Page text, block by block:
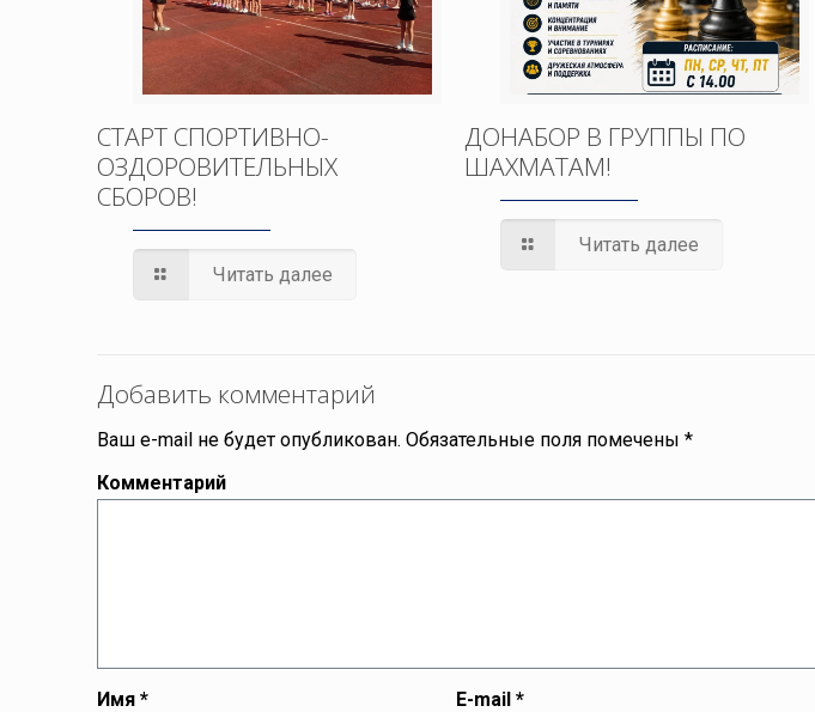
СТАРТ СПОРТИВНО-
ОЗДОРОВИТЕЛЬНЫХ
СБОРОВ!
Читать далее
ДОНАБОР В ГРУППЫ ПО
ШАХМАТАМ!
Читать далее
Добавить комментарий
Ваш e-mail не будет опубликован. Обязательные поля помечены*
Комментарий
Имя* E-mail*